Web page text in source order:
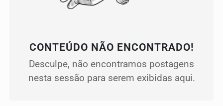
CONTEÚDO NÃO ENCONTRADO!
Desculpe, não encontramos postagens
nesta sessão para serem exibidas aqui.